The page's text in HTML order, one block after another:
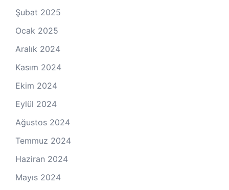
Şubat 2025
Ocak 2025
Aralık 2024
Kasım 2024
Ekim 2024
Eylül 2024
Ağustos 2024
Temmuz 2024
Haziran 2024
Mayıs 2024